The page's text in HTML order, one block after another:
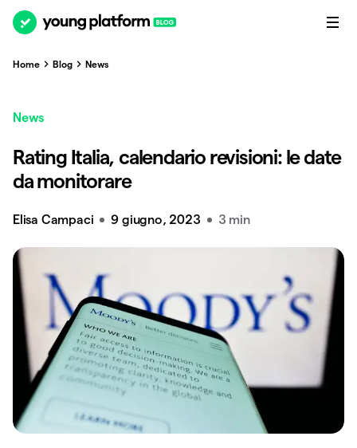
Home Blog News
News
Rating Italia, calendario revisioni: le date
da monitorare
Elisa Campaci 9 giugno, 2023 3 min